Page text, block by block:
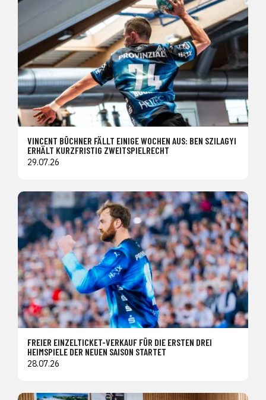
VINCENT BÜCHNER FÄLLT EINIGE WOCHEN AUS: BEN SZILAGYI
ERHÄLT KURZFRISTIG ZWEITSPIELRECHT
29.07.26
FREIER EINZELTICKET-VERKAUF FÜR DIE ERSTEN DREI
HEIMSPIELE DER NEUEN SAISON STARTET
28.07.26